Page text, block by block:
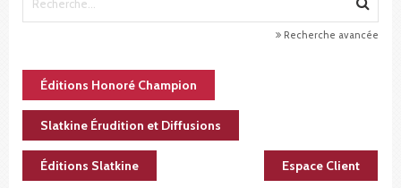
Recherche avancée
Éditions Honoré Champion
Slatkine Érudition et Diffusions
Éditions Slatkine Espace Client